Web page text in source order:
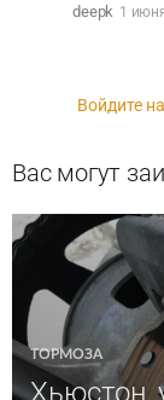
deepk 1
Войдите
Вас могут
ТОРМОЗА
Хьюстон,